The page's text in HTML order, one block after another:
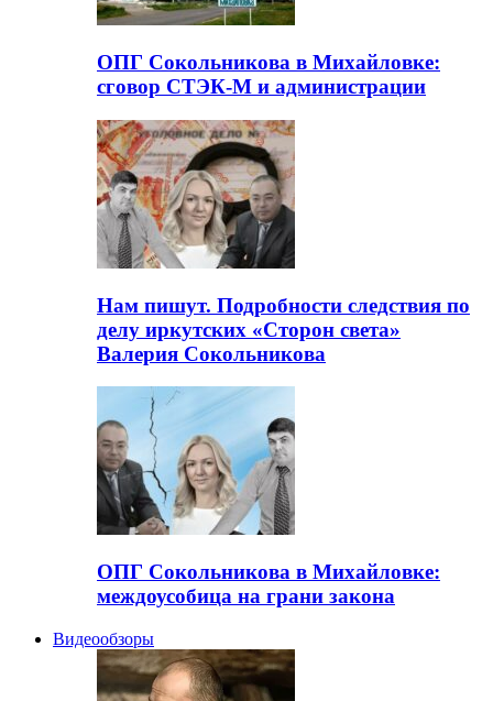
ОПГ Сокольникова в Михайловке:
сговор СТЭК-М и администрации
Нам пишут. Подробности следствия по
делу иркутских «Сторон света»
Валерия Сокольникова
ОПГ Сокольникова в Михайловке:
междоусобица на грани закона
Видеообзоры